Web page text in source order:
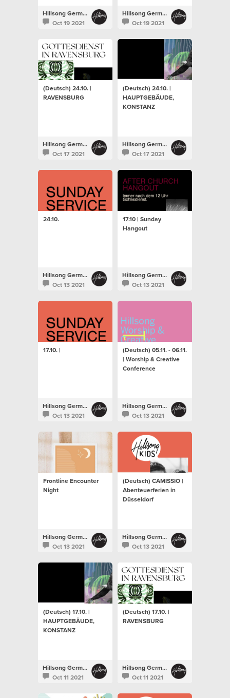
Hillsong Germany
Oct 19 2021
Hillsong Germany
Oct 19 2021
(Deutsch) 24.10. |
RAVENSBURG
Hillsong Germany
Oct 17 2021
(Deutsch) 24.10. |
HAUPTGEBÄUDE,
KONSTANZ
Hillsong Germany
Oct 17 2021
24.10.
Hillsong Germany
Oct 13 2021
17.10 | Sunday
Hangout
Hillsong Germany
Oct 13 2021
17.10. |
Hillsong Germany
Oct 13 2021
(Deutsch) 05.11. - 06.11.
| Worship & Creative
Conference
Hillsong Germany
Oct 13 2021
Frontline Encounter
Night
Hillsong Germany
Oct 13 2021
(Deutsch) CAMISSIO |
Abenteuerferien in
Düsseldorf
Hillsong Germany
Oct 13 2021
(Deutsch) 17.10. |
HAUPTGEBÄUDE,
KONSTANZ
Hillsong Germany
Oct 11 2021
(Deutsch) 17.10. |
RAVENSBURG
Hillsong Germany
Oct 11 2021